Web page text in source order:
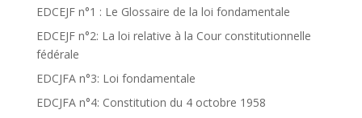
EDCEJF n°1 : Le Glossaire de la loi fondamentale
EDCEJF n°2: La loi relative à la Cour constitutionnelle
fédérale
EDCJFA n°3: Loi fondamentale
EDCJFA n°4: Constitution du 4 octobre 1958